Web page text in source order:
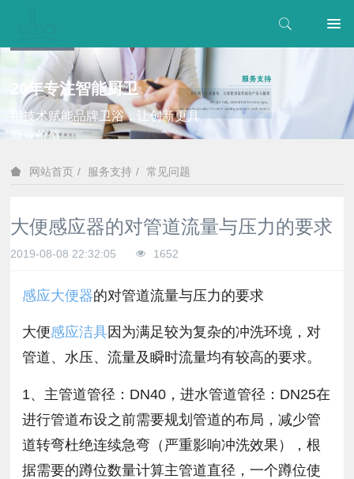
20年专注智能厨卫
用技术赋能品牌卫浴，让创新更具
商业价值
网站首页 服务支持 常见问题
大便感应器的对管道流量与压力的要求
2019-08-08 22:32:05 1652
感应大便器的对管道流量与压力的要求
大便感应洁具 因为满足较为复杂的冲洗环境，对
管道、水压、流量及瞬时流量均有较高的要求。
1、主管道管径：DN40，进水管道管径：DN25在
进行管道布设之前需要规划管道的布局，减少管
道转弯杜绝连续急弯（严重影响冲洗效果），根
据需要的蹲位数量计算主管道直径，一个蹲位使